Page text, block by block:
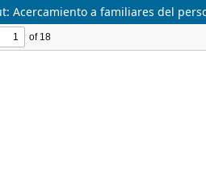
Acercamiento a familiares del